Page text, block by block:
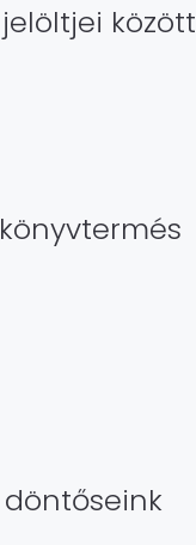
között